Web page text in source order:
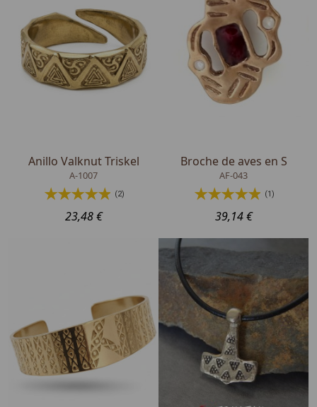
Anillo Valknut Triskel
A-1007
(2)
23,48 €
Broche de aves en S
AF-043
(1)
39,14 €